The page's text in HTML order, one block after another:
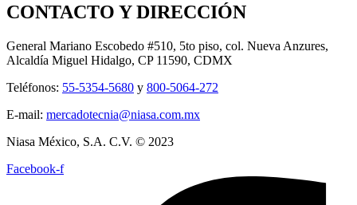
CONTACTO Y DIRECCIÓN
General Mariano Escobedo #510, 5to piso, col. Nueva Anzures,
Alcaldía Miguel Hidalgo, CP 11590, CDMX
Teléfonos: 55-5354-5680 y 800-5064-272
E-mail: mercadotecnia@niasa.com.mx
Niasa México, S.A. C.V. © 2023
Facebook-f